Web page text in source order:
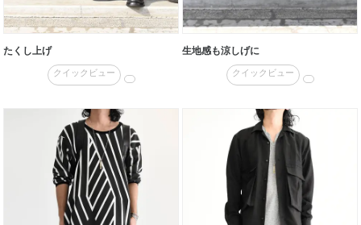
たくし上げ
クイックビュー
生地感も涼しげに
クイックビュー